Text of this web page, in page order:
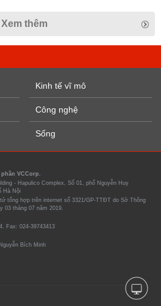
Xem thêm
Kinh tế vĩ mô
Công nghệ
Sống
VCCorp.
- Hapulico Complex, Số 01, phố Nguyễn Huy
Hà Nội
tổng hợp trên internet số 3321/GP-TTĐT do Sở Thông
03 tháng 07 năm 2019.
Fax: 024-39743413
Bích Minh